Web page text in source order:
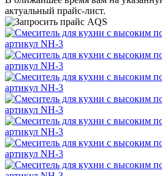
актуальный прайс-лист.